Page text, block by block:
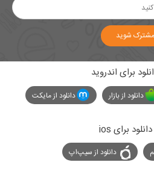
مشترک شوید
برای اندروید
دانلود از بازار دانلود از مایکت
دانلود برای ios
دانلود از سیپ‌اپ